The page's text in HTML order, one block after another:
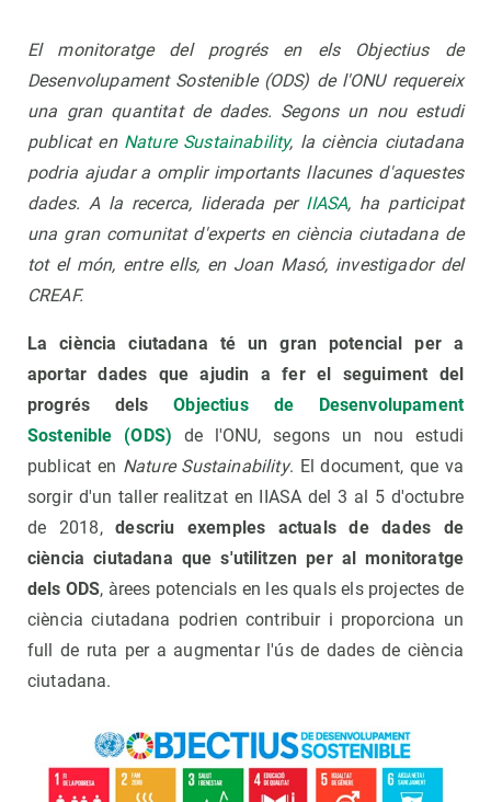
El monitoratge del progrés en els Objectius de
Desenvolupament Sostenible (ODS) de l'ONU requereix
una gran quantitat de dades. Segons un nou estudi
publicat en Nature Sustainability, la ciència ciutadana
podria ajudar a omplir importants llacunes d'aquestes
dades. A la recerca, liderada per IIASA, ha participat
una gran comunitat d'experts en ciència ciutadana de
tot el món, entre ells, en Joan Masó, investigador del
CREAF.
La ciència ciutadana té un gran potencial per a
aportar dades que ajudin a fer el seguiment del
progrés delsObjectius de Desenvolupament
Sostenible (ODS) de l'ONU, segons un nou estudi
publicat en Nature Sustainability. El document, que va
sorgir d'un taller realitzat en IIASA del 3 al 5 d'octubre
de 2018,descriu exemples actuals de dades de
ciència ciutadana que s'utilitzen per al monitoratge
dels ODS, àrees potencials en les quals els projectes de
ciència ciutadana podrien contribuir i proporciona un
full de ruta per a augmentar l'ús de dades de ciència
ciutadana.